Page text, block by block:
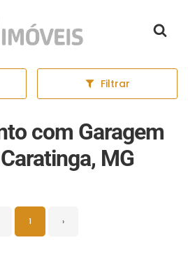
inicial
Filtrar
com Garagem
MG
1 ›